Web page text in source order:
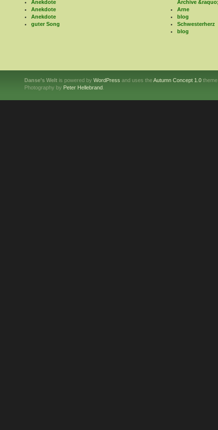
Anekdote
Anekdote
Anekdote
guter Song
Archive
Arne
blog
Schwesterherz
blog
Danse’s Welt is powered by WordPress and uses theAutumn Concept 1.0
Photography by Peter Hellebrand